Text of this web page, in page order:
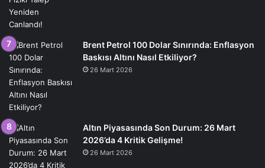
Brent Petrol 100 Dolar Sınırında: Enflasyon
Baskısı Altını Nasıl Etkiliyor?
26 Mart 2026
Altın Piyasasında Son Durum: 26 Mart
2026’da 4 Kritik Gelişme!
26 Mart 2026